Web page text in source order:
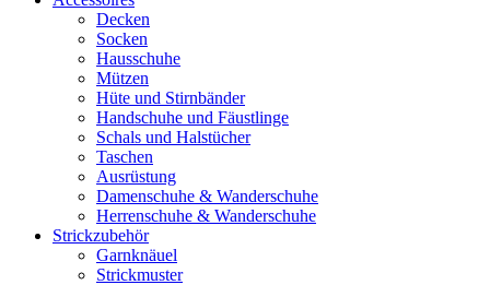
Decken
Socken
Hausschuhe
Mützen
Hüte und Stirnbänder
Handschuhe und Fäustlinge
Schals und Halstücher
Taschen
Ausrüstung
Damenschuhe & Wanderschuhe
Herrenschuhe & Wanderschuhe
Strickzubehör
Garnknäuel
Strickmuster